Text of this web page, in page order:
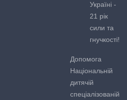
Україні -
21 рік
сили та
гнучкості!
Допомога
Національній
дитячій
спеціалізованій